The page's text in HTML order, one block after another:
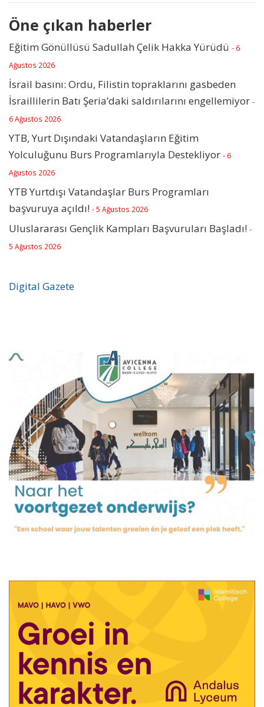
Öne çıkan haberler
Eğitim Gönüllüsü Sadullah Çelik Hakka Yürüdü - 6
Ağustos 2026
İsrail basını: Ordu, Filistin topraklarını gasbeden
İsraillilerin Batı Şeria’daki saldırılarını engellemiyor -
6 Ağustos 2026
YTB, Yurt Dışındaki Vatandaşların Eğitim
Yolculuğunu Burs Programlarıyla Destekliyor - 6
Ağustos 2026
YTB Yurtdışı Vatandaşlar Burs Programları
başvuruya açıldı! - 5 Ağustos 2026
Uluslararası Gençlik Kampları Başvuruları Başladı! -
5 Ağustos 2026
Digital Gazete